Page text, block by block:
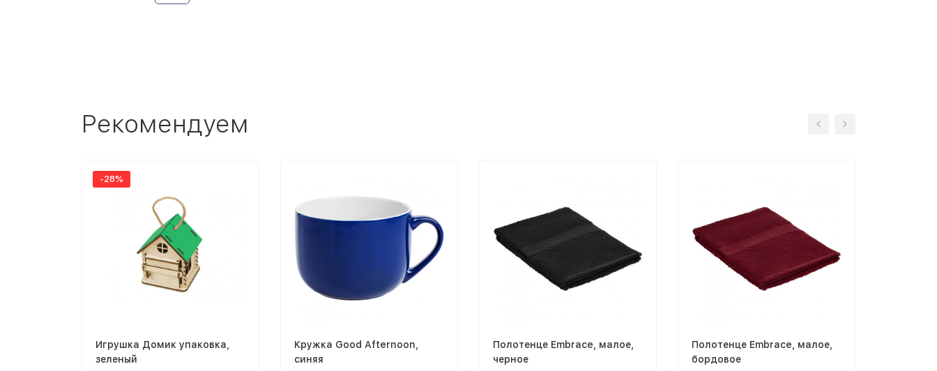
Рекомендуем
-28%
Игрушка Домик упаковка,
зеленый
Кружка Good Afternoon,
синяя
Полотенце Embrace, малое,
черное
Полотенце Embrace, малое,
бордовое